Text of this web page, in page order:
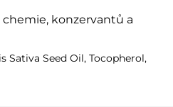
chemie, konzervantů a
Sativa Seed Oil, Tocopherol,